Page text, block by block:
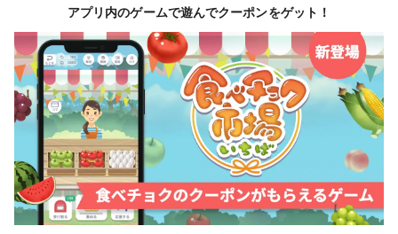
アプリ内のゲームで遊んでクーポンをゲット！